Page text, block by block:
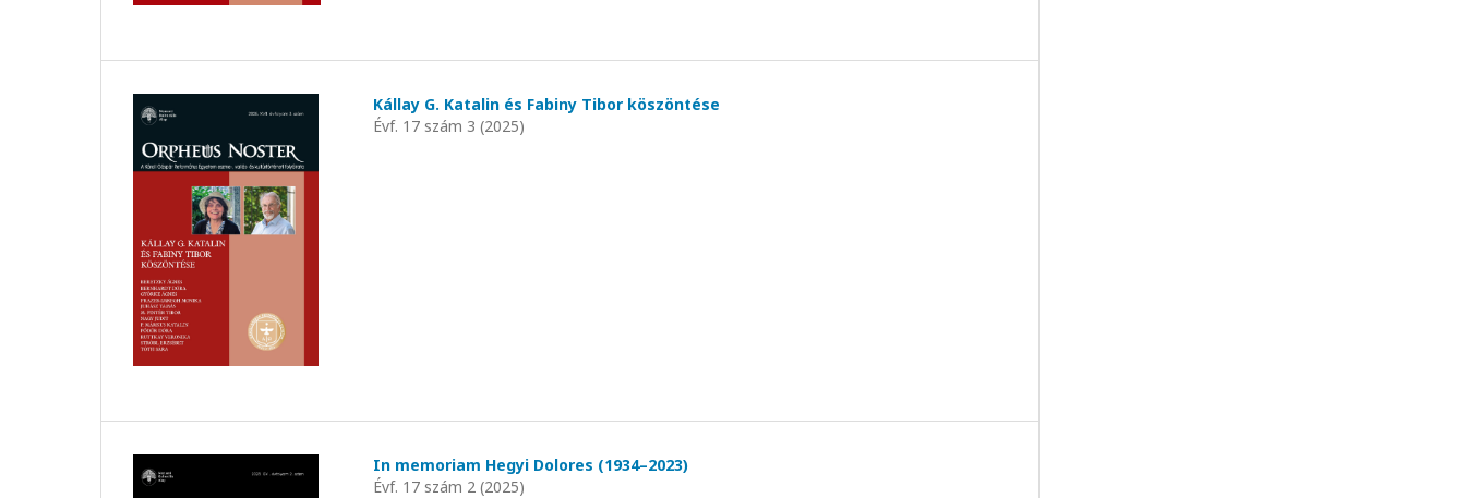
Kállay G. Katalin és Fabiny Tibor köszöntése
Évf. 17 szám 3 (2025)
In memoriam Hegyi Dolores (1934–2023)
Évf. 17 szám 2 (2025)